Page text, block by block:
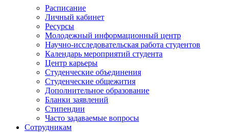
Расписание
Личный кабинет
Ресурсы
Молодежный информационный центр
Научно-исследовательская работа студентов
Календарь мероприятий студента
Центр карьеры
Студенческие объединения
Студенческие общежития
Дополнительное образование
Бланки заявлений
Стипендии
Часто задаваемые вопросы
Сотрудникам